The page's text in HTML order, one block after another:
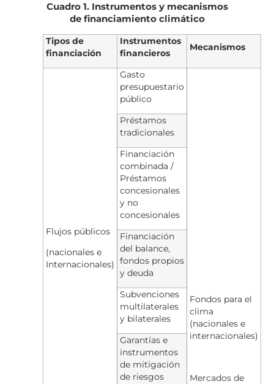
Cuadro 1. Instrumentos y mecanismos
de financiamiento climático
Tipos de
financiación
Instrumentos
financieros
Mecanismos
Flujos públicos
(nacionales e
Internacionales)
Gasto
presupuestario
público
Fondos para el
clima
(nacionales e
internacionales)
Mercados de
Préstamos
tradicionales
Financiación
combinada /
Préstamos
concesionales
y no
concesionales
Financiación
del balance,
fondos propios
y deuda
Subvenciones
multilaterales
y bilaterales
Garantías e
instrumentos
de mitigación
de riesgos